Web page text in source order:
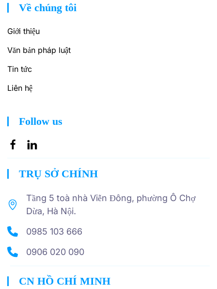
Về chúng tôi
Giới thiệu
Văn bản pháp luật
Tin tức
Liên hệ
Follow us
TRỤ SỞ CHÍNH
Tầng 5 toà nhà Viễn Đông, phường Ô Chợ
Dừa, Hà Nội.
0985 103 666
0906 020 090
CN HỒ CHÍ MINH